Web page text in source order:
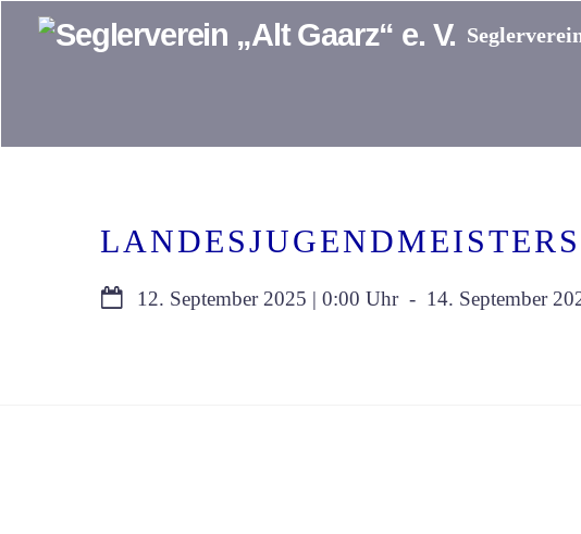
12. September 2025 0:00 - 14. September